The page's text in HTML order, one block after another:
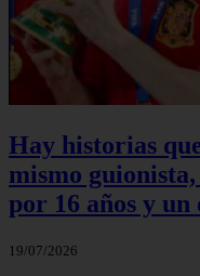
Hay historias
mismo
por 16 años y un
19/07/2026